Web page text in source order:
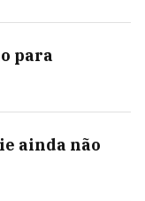
para
ainda não